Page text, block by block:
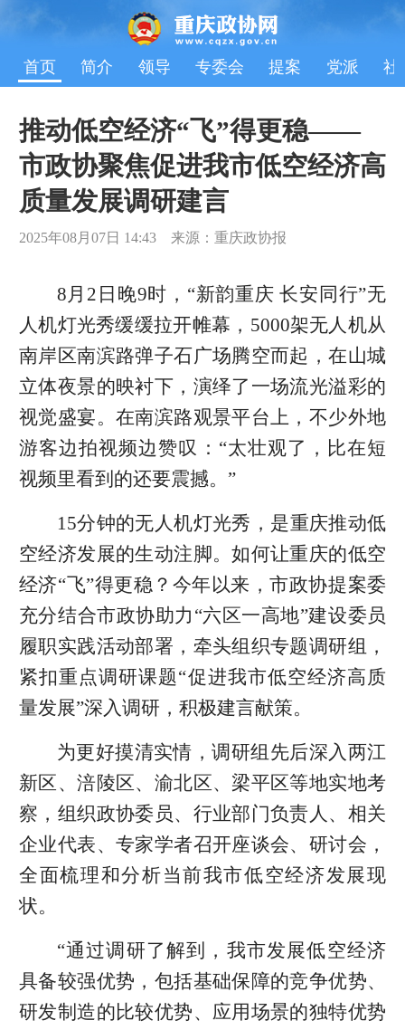
首页 简介 领导 专委会 提案 党派 社
推动低空经济“飞”得更稳——
市政协聚焦促进我市低空经济高
质量发展调研建言
2025年08月07日 14:43 来源：重庆政协报
8月2日晚9时，“新韵重庆 长安同行”无
人机灯光秀缓缓拉开帷幕，5000架无人机从
南岸区南滨路弹子石广场腾空而起，在山城
立体夜景的映衬下，演绎了一场流光溢彩的
视觉盛宴。在南滨路观景平台上，不少外地
游客边拍视频边赞叹：“太壮观了，比在短
视频里看到的还要震撼。”
15分钟的无人机灯光秀，是重庆推动低
空经济发展的生动注脚。如何让重庆的低空
经济“飞”得更稳？今年以来，市政协提案委
充分结合市政协助力“六区一高地”建设委员
履职实践活动部署，牵头组织专题调研组，
紧扣重点调研课题“促进我市低空经济高质
量发展”深入调研，积极建言献策。
为更好摸清实情，调研组先后深入两江
新区、涪陵区、渝北区、梁平区等地实地考
察，组织政协委员、行业部门负责人、相关
企业代表、专家学者召开座谈会、研讨会，
全面梳理和分析当前我市低空经济发展现
状。
“通过调研了解到，我市发展低空经济
具备较强优势，包括基础保障的竞争优势、
研发制造的比较优势、应用场景的独特优势